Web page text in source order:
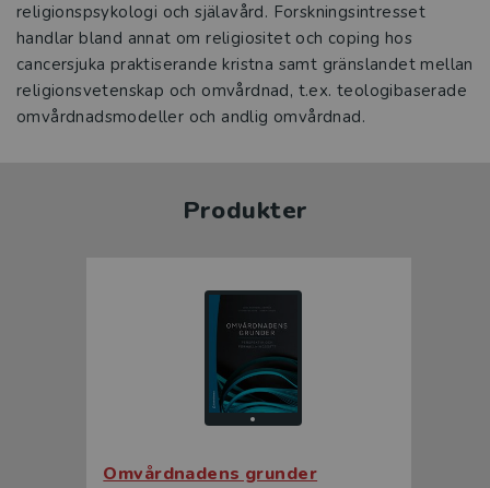
religionspsykologi och själavård. Forskningsintresset
handlar bland annat om religiositet och coping hos
cancersjuka praktiserande kristna samt gränslandet mellan
religionsvetenskap och omvårdnad, t.ex. teologibaserade
omvårdnadsmodeller och andlig omvårdnad.
Produkter
Omvårdnadens grunder